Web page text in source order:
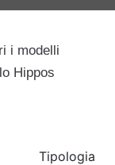
i modelli
Hippos
Tipologia